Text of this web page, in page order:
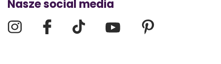
Nasze social media